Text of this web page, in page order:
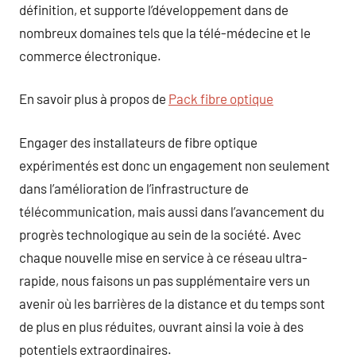
définition, et supporte l’développement dans de
nombreux domaines tels que la télé-médecine et le
commerce électronique.
En savoir plus à propos de Pack fibre optique
Engager des installateurs de fibre optique
expérimentés est donc un engagement non seulement
dans l’amélioration de l’infrastructure de
télécommunication, mais aussi dans l’avancement du
progrès technologique au sein de la société. Avec
chaque nouvelle mise en service à ce réseau ultra-
rapide, nous faisons un pas supplémentaire vers un
avenir où les barrières de la distance et du temps sont
de plus en plus réduites, ouvrant ainsi la voie à des
potentiels extraordinaires.